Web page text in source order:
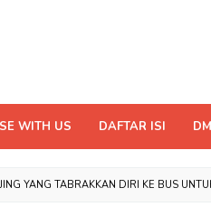
WITH US DAFTAR ISI
YANG TABRAKKAN DIRI KE BUS